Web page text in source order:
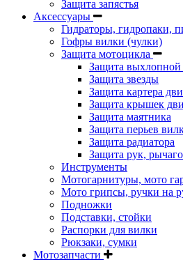
Защита запястья
Аксессуары
Гидраторы, гидропаки,
Гофры вилки (чулки)
Защита мотоцикла
Защита выхлопной
Защита звезды
Защита картера
Защита крышек
Защита маятника
Защита перьев
Защита радиатора
Защита рук,
Инструменты
Мотогарнитуры, мото
Мото грипсы, ручки на
Подножки
Подставки, стойки
Распорки для вилки
Рюкзаки, сумки
Мотозапчасти